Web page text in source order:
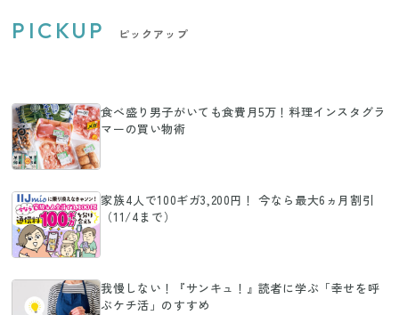
PICKUP ピックアップ
食べ盛り男子がいても食費月5万！料理インスタグラ
マーの買い物術
家族4人で100ギガ3,200円！ 今なら最大6ヵ月割引
（11/4まで）
我慢しない！『サンキュ！』読者に学ぶ「幸せを呼
ぶケチ活」のすすめ